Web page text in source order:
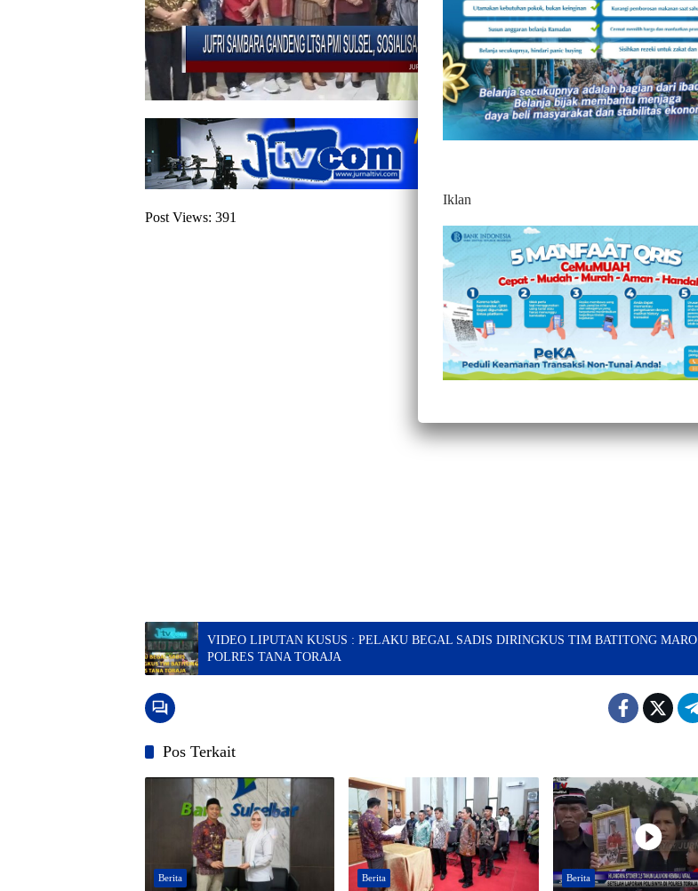
Post Views: 391
VIDEO LIPUTAN KUSUS : PELAKU BEGAL SADIS DIRINGKUS TIM BATITONG MARO
POLRES TANA TORAJA
Pos Terkait
Berita Berita Berita
Iklan